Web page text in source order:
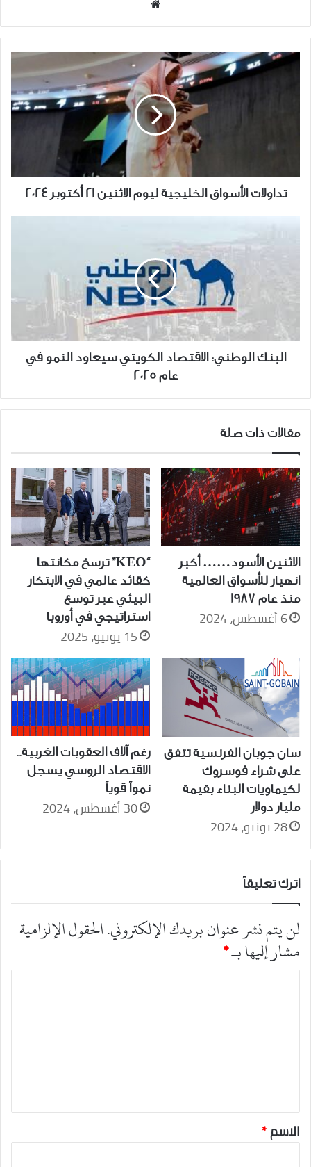
تداولات
الأسواق
أكتوبر
2024
تداولات الأسواق الخليجية ليوم الاثنين 21 أكتوبر 2024
البنك
الاقتصاد
سيعاود
النمو
عام
2025
البنك الوطني: الاقتصاد الكويتي سيعاود النمو في
عام 2025
مقالات ذات صلة
الاثنين الأسود…… أكبر
انهيار للأسواق العالمية
منذ عام 1987
6 أغسطس، 2024
“KEO” ترسخ مكانتها
كقائد عالمي في الابتكار
البيئي عبر توسع
استراتيجي في أوروبا
15 يونيو، 2025
سان جوبان الفرنسية تتفق
على شراء فوسروك
لكيماويات البناء بقيمة
مليار دولار
28 يونيو، 2024
رغم آلاف العقوبات الغربية..
الاقتصاد الروسي يسجل
نمواً قوياً
30 أغسطس، 2024
اترك تعليقاً
لن يتم نشر عنوان بريدك الإلكتروني.الحقول الإلزامية
مشار إليها بـ*
ا
الاسم*